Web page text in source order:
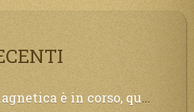
patirà. Il black out non tarderà ad arrivare e tutta la Terra sarà oscurata.